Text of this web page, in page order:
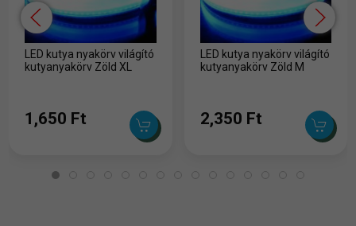
LED kutya nyakörv világító
kutyanyakörv Zöld XL
1,650 Ft
LED kutya nyakörv világító
kutyanyakörv Zöld M
2,350 Ft